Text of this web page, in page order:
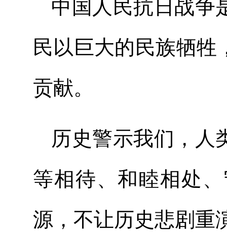
中国人民抗日战争
民以巨大的民族牺牲
贡献。
历史警示我们，人
等相待、和睦相处
源，不让历史悲